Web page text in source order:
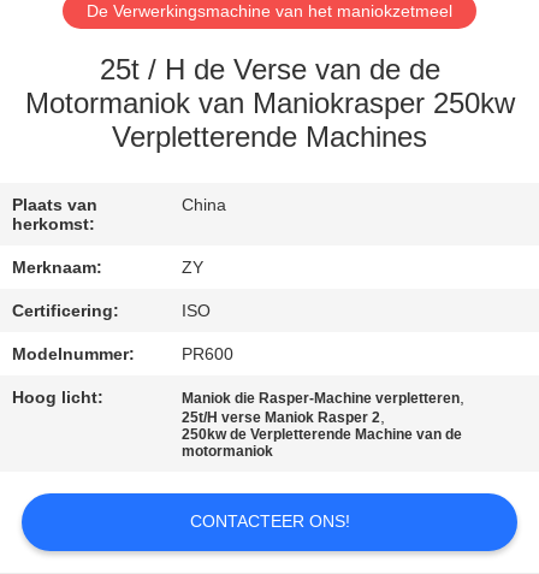
FABRIEKSREIS
KWALITEITSCONTROLE
ONS
VERZOEK
OM EEN
SITEMAP
De Verwerkingsmachine van het maniokzetmeel
25t / H de Verse van de de
Motormaniok van Maniokrasper 250kw
Verpletterende Machines
Plaats van
herkomst:
China
Merknaam: ZY
Certificering: ISO
Modelnummer: PR600
Hoog licht: Maniok die Rasper-Machine verpletteren,
25t/H verse Maniok Rasper 2,
250kw de Verpletterende Machine van de
motormaniok
CONTACTEER ONS!